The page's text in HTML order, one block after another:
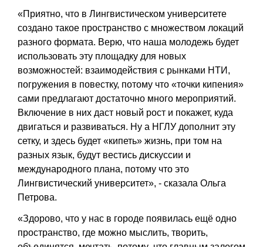
«Приятно, что в Лингвистическом университете
создано такое пространство с множеством локаций
разного формата. Верю, что наша молодежь будет
использовать эту площадку для новых
возможностей: взаимодействия с рынками НТИ,
погружения в повестку, потому что «точки кипения»
сами предлагают достаточно много мероприятий.
Включение в них даст новый рост и покажет, куда
двигаться и развиваться. Ну а НГЛУ дополнит эту
сетку, и здесь будет «кипеть» жизнь, при том на
разных язык, будут вестись дискуссии и
международного плана, потому что это
Лингвистический университет», - сказала Ольга
Петрова.
«Здорово, что у нас в городе появилась ещё одно
пространство, где можно мыслить, творить,